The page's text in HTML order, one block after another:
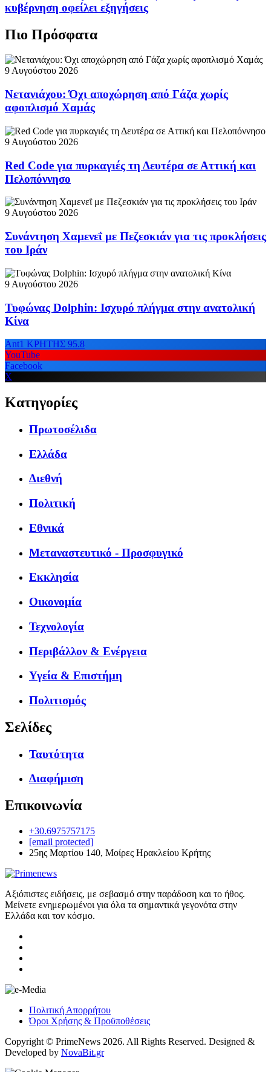
κυβέρνηση οφείλει εξηγήσεις
Πιο Πρόσφατα
9 Αυγούστου 2026
Νετανιάχου: Όχι αποχώρηση από Γάζα χωρίς
αφοπλισμό Χαμάς
9 Αυγούστου 2026
Red Code για πυρκαγιές τη Δευτέρα σε Αττική και
Πελοπόννησο
9 Αυγούστου 2026
Συνάντηση Χαμενεΐ με Πεζεσκιάν για τις προκλήσεις
του Ιράν
9 Αυγούστου 2026
Τυφώνας Dolphin: Ισχυρό πλήγμα στην ανατολική
Κίνα
Ant1 ΚΡΗΤΗΣ 95.8
YouTube
Facebook
X
Κατηγορίες
Πρωτοσέλιδα
Ελλάδα
Διεθνή
Πολιτική
Εθνικά
Μεταναστευτικό - Προσφυγικό
Εκκλησία
Οικονομία
Τεχνολογία
Περιβάλλον & Ενέργεια
Υγεία & Επιστήμη
Πολιτισμός
Σελίδες
Ταυτότητα
Διαφήμιση
Επικοινωνία
+30.6975757175
[email protected]
25ης Μαρτίου 140, Μοίρες Ηρακλείου Κρήτης
Αξιόπιστες ειδήσεις, με σεβασμό στην παράδοση και το ήθος.
Μείνετε ενημερωμένοι για όλα τα σημαντικά γεγονότα στην
Ελλάδα και τον κόσμο.
Πολιτική Απορρήτου
Όροι Χρήσης & Προϋποθέσεις
Copyright © PrimeNews 2026. All Rights Reserved. Designed &
Developed by NovaBit.gr